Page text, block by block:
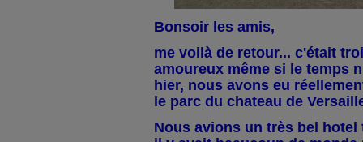
Bonsoir les amis,
me voilà de retour... c'était
amoureux même si le temps
hier, nous avons eu
le parc du chateau de
Nous avions un très bel